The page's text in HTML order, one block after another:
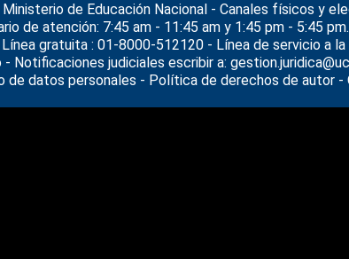
Ministerio de Educación Nacional - Canales físicos y
de atención: 7:45 am - 11:45 am y 1:45 pm - 5:45
gratuita : 01-8000-512120 - Línea de servicio a
Notificaciones judiciales escribir a:
de datos personales - Política de derechos de autor